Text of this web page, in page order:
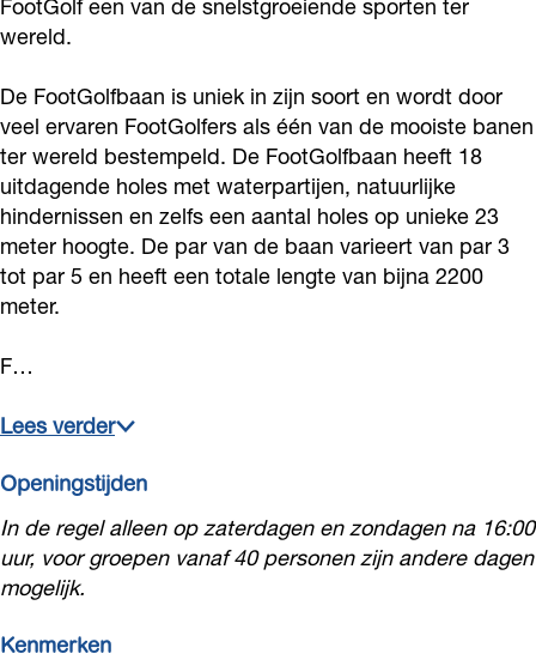
ny
e
s
e
l
d
u
y
n
T
p
e
l
d
u
s
d
u
y
n
FootGolf een van de snelstgroeiende sporten ter
wereld.
De FootGolfbaan is uniek in zijn soort en wordt door
veel ervaren FootGolfers als één van de mooiste banen
ter wereld bestempeld. De FootGolfbaan heeft 18
uitdagende holes met waterpartijen, natuurlijke
hindernissen en zelfs een aantal holes op unieke 23
meter hoogte. De par van de baan varieert van par 3
tot par 5 en heeft een totale lengte van bijna 2200
meter.
F…
Lees verder
Openingstijden
In de regel alleen op zaterdagen en zondagen na 16:00
uur, voor groepen vanaf 40 personen zijn andere dagen
mogelijk.
Kenmerken